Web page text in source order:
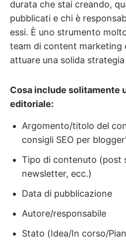
durata che stai creando,
pubblicati e chi è
essi. È uno strumento
team di content marketing
attuare una solida
Cosa include solitamente
editoriale:
Argomento/titolo del
consigli SEO per
Tipo di contenuto (post
newsletter, ecc.)
Data di pubblicazione
Autore/responsabile
Stato (Idea/In corso/